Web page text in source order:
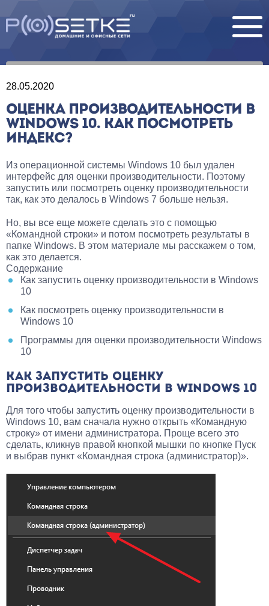
28.05.2020
ОЦЕНКА ПРОИЗВОДИТЕЛЬНОСТИ В
WINDOWS 10. КАК ПОСМОТРЕТЬ
ИНДЕКС?
Из операционной системы Windows 10 был удален
интерфейс для оценки производительности. Поэтому
запустить или посмотреть оценку производительности
так, как это делалось в Windows 7 больше нельзя.
Но, вы все еще можете сделать это с помощью
«Командной строки» и потом посмотреть результаты в
папке Windows. В этом материале мы расскажем о том,
как это делается.
Содержание
Как запустить оценку производительности в Windows
10
Как посмотреть оценку производительности в
Windows 10
Программы для оценки производительности Windows
10
КАК ЗАПУСТИТЬ ОЦЕНКУ
ПРОИЗВОДИТЕЛЬНОСТИ В WINDOWS 10
Для того чтобы запустить оценку производительности в
Windows 10, вам сначала нужно открыть «Командную
строку» от имени администратора. Проще всего это
сделать, кликнув правой кнопкой мышки по кнопке Пуск
и выбрав пункт «Командная строка (администратор)».